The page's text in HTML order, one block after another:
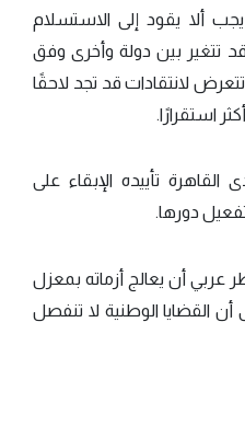
ألا يقود إلى الاستسلام
تتغير بين دولة وأخرى وفق
لانتقادات قد تجد لاحقًا
استقرارًا.
تأييده الإبقاء على
دورها.
عربي أن يعالج أزماته بمعزل
القضايا الوطنية لا تنفصل